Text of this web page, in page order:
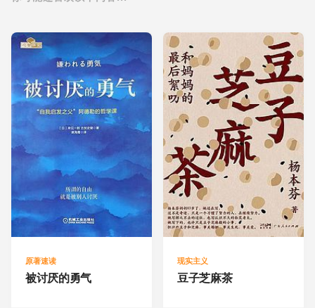
原著速读
被讨厌的勇气
现实主义
豆子芝麻茶